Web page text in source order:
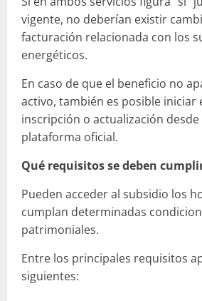
vigente, no deberían existir
facturación relacionada con los
energéticos.
En caso de que el beneficio no
activo, también es posible iniciar
inscripción o actualización desde
plataforma oficial.
Qué requisitos se deben
Pueden acceder al subsidio los
cumplan determinadas
patrimoniales.
Entre los principales requisitos
siguientes: